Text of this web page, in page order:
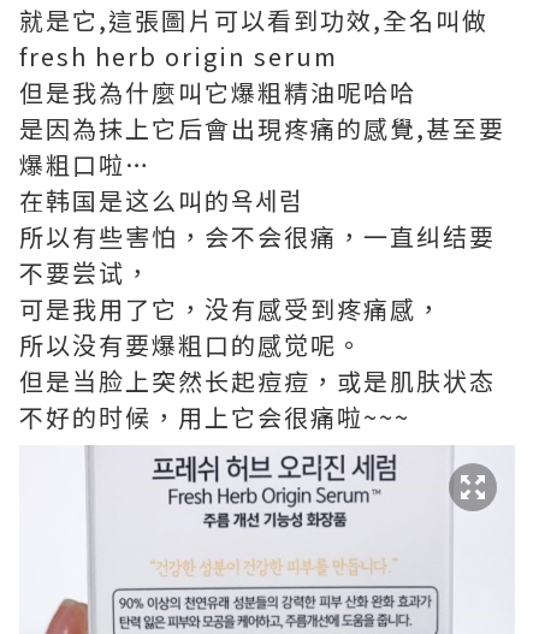
就是它,這張圖片可以看到功效,全名叫做
fresh herb origin serum
但是我為什麼叫它爆粗精油呢哈哈
是因為抹上它后會出現疼痛的感覺,甚至要
爆粗口啦…
在韩国是这么叫的욕세럼
所以有些害怕，会不会很痛，一直纠结要
不要尝试，
可是我用了它，没有感受到疼痛感，
所以没有要爆粗口的感觉呢。
但是当脸上突然长起痘痘，或是肌肤状态
不好的时候，用上它会很痛啦~~~